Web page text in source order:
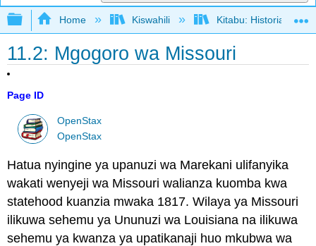
Expand/collapse global hierarchy
Home Kiswahili Kitabu: Historia ya
11.2: Mgogoro wa Missouri
Page ID
OpenStax
OpenStax
Hatua nyingine ya upanuzi wa Marekani ulifanyika
wakati wenyeji wa Missouri walianza kuomba kwa
statehood kuanzia mwaka 1817. Wilaya ya Missouri
ilikuwa sehemu ya Ununuzi wa Louisiana na ilikuwa
sehemu ya kwanza ya upatikanaji huo mkubwa wa